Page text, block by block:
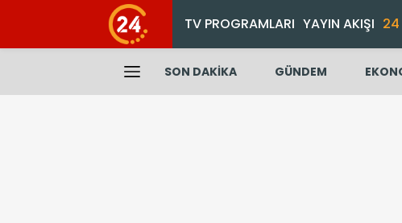
TV PROGRAMLARI YAYIN AKIŞI 24
SON DAKİKA GÜNDEM